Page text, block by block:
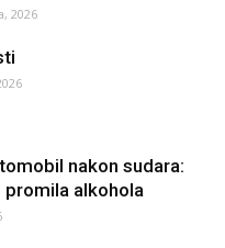
2026
nakon sudara:
alkohola